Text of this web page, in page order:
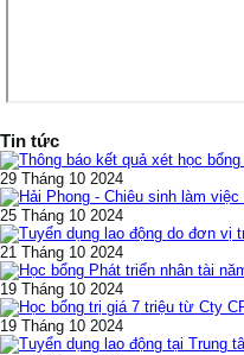
Tin tức
29 Tháng 10 2024
25 Tháng 10 2024
21 Tháng 10 2024
19 Tháng 10 2024
19 Tháng 10 2024